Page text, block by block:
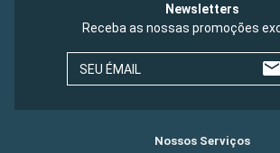
Newsletters
Receba as nossas promoções
SEU ÉMAIL
Nossos Serviços